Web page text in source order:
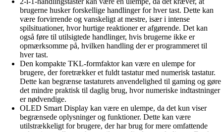
brugerne husker forskellige handlinger for hver tast. Dette kan
være forvirrende og vanskeligt at mestre, især i intense
spilsituationer, hvor hurtige reaktioner er afgørende. Det kan
også føre til utilsigtede handlinger, hvis brugerne ikke er
opmærksomme på, hvilken handling der er programmeret til
hver tast.
Den kompakte TKL-formfaktor kan være en ulempe for
brugere, der foretrækker et fuldt tastatur med numerisk tastatur.
Dette kan begrænse tastaturets anvendelighed til gaming og gøre
det mindre praktisk til daglig brug, hvor numeriske indtastninger
er nødvendige.
OLED Smart Display kan være en ulempe, da det kun viser
begrænsede oplysninger og funktioner. Dette kan være
utilstrækkeligt for brugere, der har brug for mere omfattende